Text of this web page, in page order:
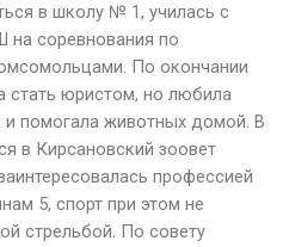
в школу № 1, училась с
соревнования по
По окончании
стать юристом, но любила
и помогала животных домой. В
в Кирсановский зоовет
профессией
5, спорт при этом не
стрельбой. По совету